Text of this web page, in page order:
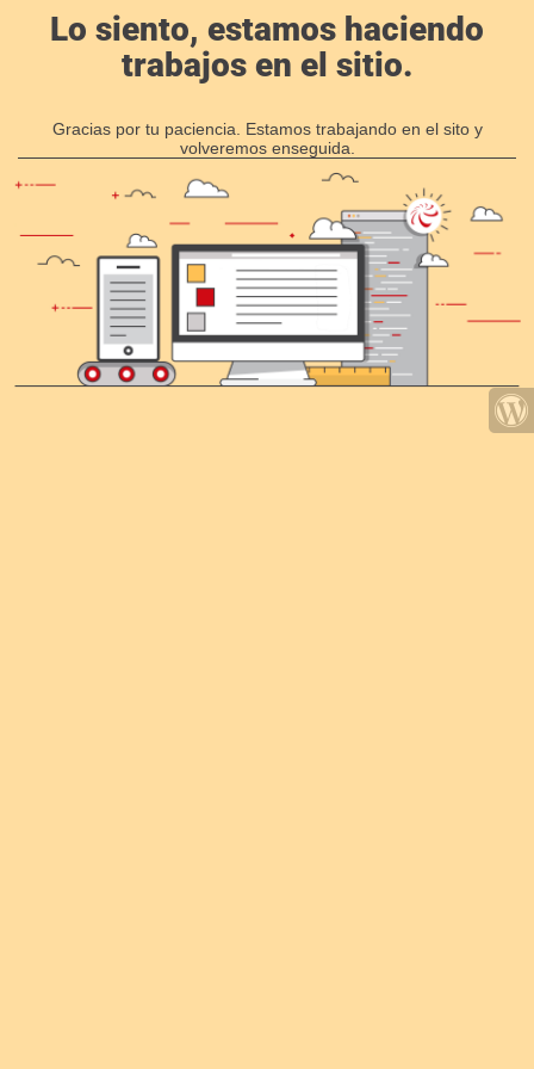
Lo siento, estamos haciendo
trabajos en el sitio.
Gracias por tu paciencia. Estamos trabajando en el sito y
volveremos enseguida.